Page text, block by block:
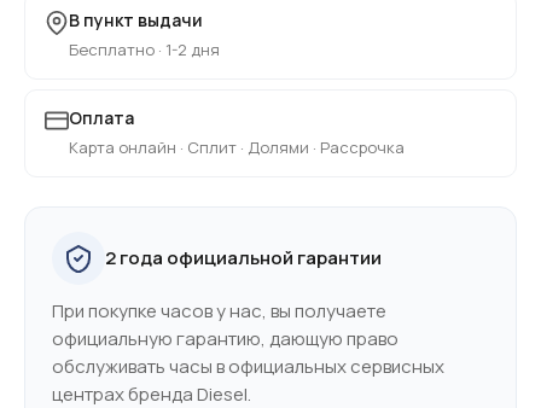
В пункт выдачи
Бесплатно · 1-2 дня
Оплата
Карта онлайн · Сплит · Долями · Рассрочка
2 года официальной гарантии
При покупке часов у нас, вы получаете
официальную гарантию, дающую право
обслуживать часы в официальных сервисных
центрах бренда Diesel.